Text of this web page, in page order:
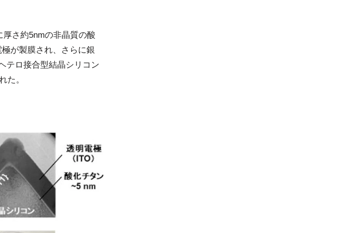
さ約5nmの非晶質の酸
が製膜され、さらに銀
テロ接合型結晶シリコン
た。